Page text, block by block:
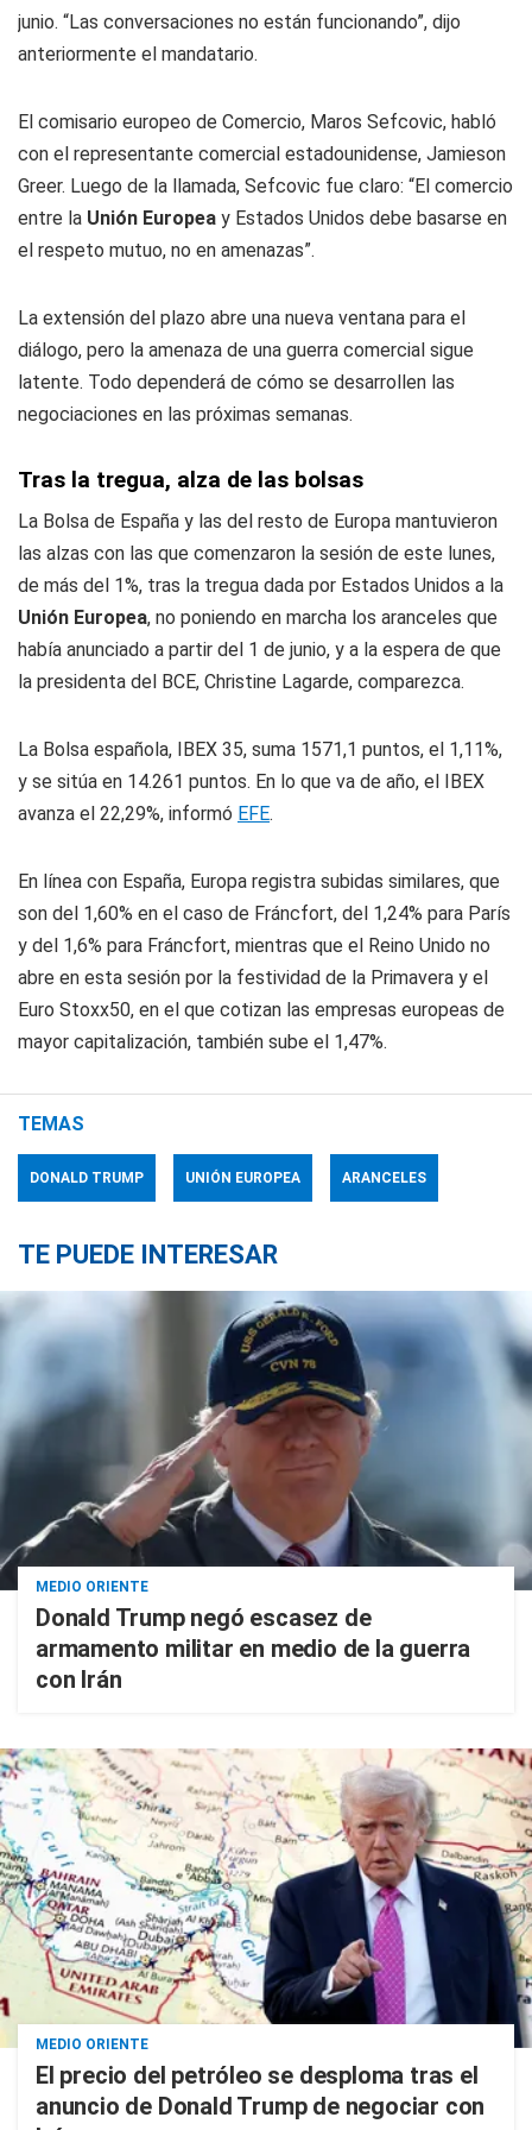
junio. “Las conversaciones no están funcionando”, dijo
anteriormente el mandatario.
El comisario europeo de Comercio, Maros Sefcovic, habló
con el representante comercial estadounidense, Jamieson
Greer. Luego de la llamada, Sefcovic fue claro: “El comercio
entre la Unión Europea y Estados Unidos debe basarse en
el respeto mutuo, no en amenazas”.
La extensión del plazo abre una nueva ventana para el
diálogo, pero la amenaza de una guerra comercial sigue
latente. Todo dependerá de cómo se desarrollen las
negociaciones en las próximas semanas.
Tras la tregua, alza de las bolsas
La Bolsa de España y las del resto de Europa mantuvieron
las alzas con las que comenzaron la sesión de este lunes,
de más del 1%, tras la tregua dada por Estados Unidos a la
Unión Europea, no poniendo en marcha los aranceles que
había anunciado a partir del 1 de junio, y a la espera de que
la presidenta del BCE, Christine Lagarde, comparezca.
La Bolsa española, IBEX 35, suma 1571,1 puntos, el 1,11%,
y se sitúa en 14.261 puntos. En lo que va de año, el IBEX
avanza el 22,29%, informó EFE.
En línea con España, Europa registra subidas similares, que
son del 1,60% en el caso de Fráncfort, del 1,24% para París
y del 1,6% para Fráncfort, mientras que el Reino Unido no
abre en esta sesión por la festividad de la Primavera y el
Euro Stoxx50, en el que cotizan las empresas europeas de
mayor capitalización, también sube el 1,47%.
TEMAS
DONALD TRUMP UNIÓN EUROPEA ARANCELES
TE PUEDE INTERESAR
MEDIO ORIENTE
Donald Trump negó escasez de
armamento militar en medio de la guerra
con Irán
MEDIO ORIENTE
El precio del petróleo se desploma tras el
anuncio de Donald Trump de negociar con